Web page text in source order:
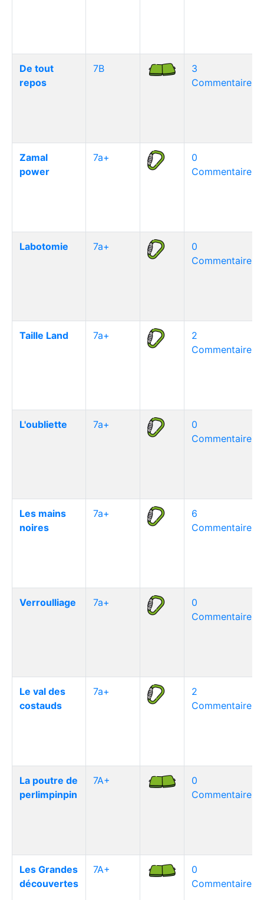
De tout
repos
7B
3
Commentaire(s)
Zamal
power
7a+
0
Commentaire(s)
Labotomie 7a+
0
Commentaire(s)
Taille Land 7a+
2
Commentaire(s)
L'oubliette 7a+
0
Commentaire(s)
Les mains
noires
7a+
6
Commentaire(s)
Verroulliage 7a+
0
Commentaire(s)
Le val des
costauds
7a+
2
Commentaire(s)
La poutre de
perlimpinpin
7A+
0
Commentaire(s)
Les Grandes
découvertes
7A+
0
Commentaire(s)